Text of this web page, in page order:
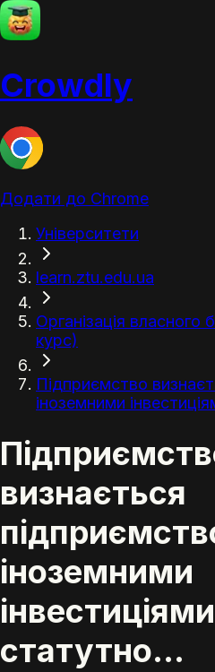
Crowdly
Додати до Chrome
Університети
learn.ztu.edu.ua
Організація власного
курс)
Підприємство
іноземними
визнається
іноземними
статутно...